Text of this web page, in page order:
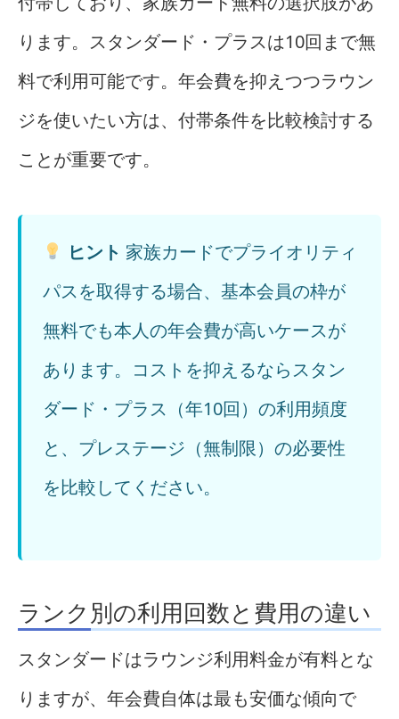
ります。スタンダード・プラスは10回まで無
料で利用可能です。年会費を抑えつつラウン
ジを使いたい方は、付帯条件を比較検討する
ことが重要です。
ヒント 家族カードでプライオリティ
パスを取得する場合、基本会員の枠が
無料でも本人の年会費が高いケースが
あります。コストを抑えるならスタン
ダード・プラス（年10回）の利用頻度
と、プレステージ（無制限）の必要性
を比較してください。
ランク別の利用回数と費用の違い
スタンダードはラウンジ利用料金が有料とな
りますが、年会費自体は最も安価な傾向で